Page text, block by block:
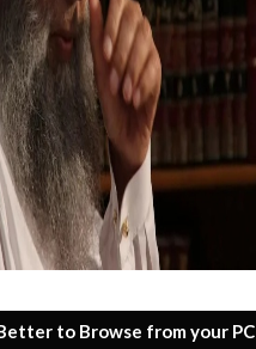
to Browse from your PC